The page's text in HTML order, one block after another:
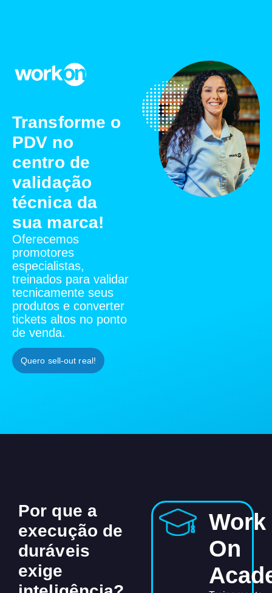
Transforme o
PDV no
centro de
validação
técnica da
sua marca!
Oferecemos
promotores
especialistas,
treinados para validar
tecnicamente seus
produtos e converter
tickets altos no ponto
de venda.
Quero sell-out real!
Por que a
execução de
duráveis
exige
Work
On